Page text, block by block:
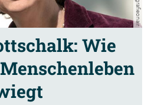
Wie